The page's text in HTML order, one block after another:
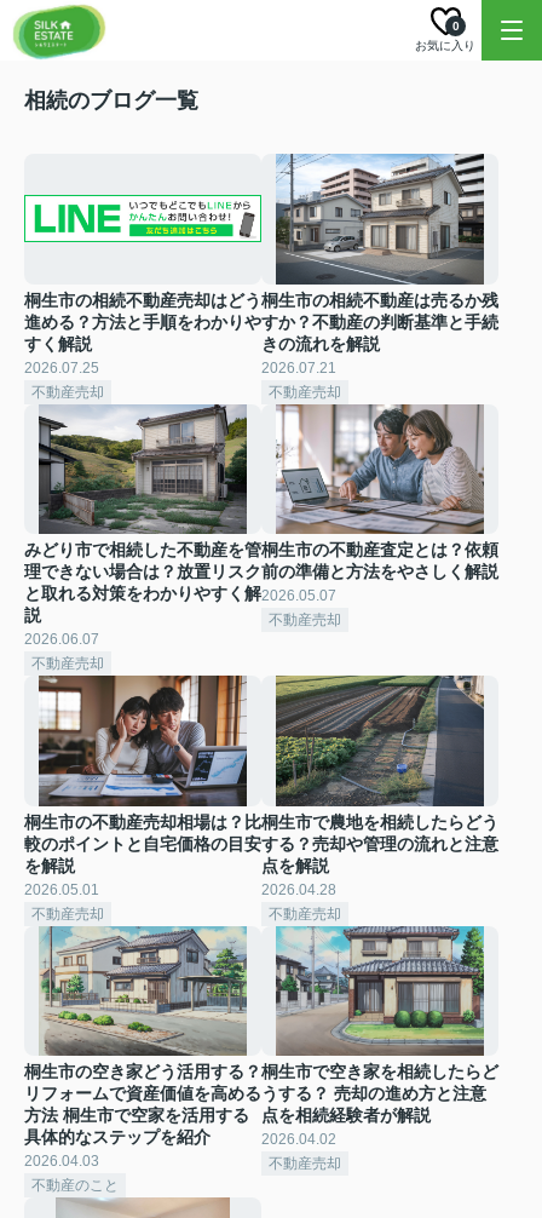
お気に入り
0
相続のブログ一覧
桐生市の相続不動産売却はどう
進める？方法と手順をわかりや
すく解説
2026.07.25
不動産売却
桐生市の相続不動産は売るか残
すか？不動産の判断基準と手続
きの流れを解説
2026.07.21
不動産売却
みどり市で相続した不動産を管
理できない場合は？放置リスク
と取れる対策をわかりやすく解
説
2026.06.07
不動産売却
桐生市の不動産査定とは？依頼
前の準備と方法をやさしく解説
2026.05.07
不動産売却
桐生市の不動産売却相場は？比
較のポイントと自宅価格の目安
を解説
2026.05.01
不動産売却
桐生市で農地を相続したらどう
する？売却や管理の流れと注意
点を解説
2026.04.28
不動産売却
桐生市の空き家どう活用する？
リフォームで資産価値を高める
方法 桐生市で空家を活用する
具体的なステップを紹介
2026.04.03
不動産のこと
桐生市で空き家を相続したらど
うする？ 売却の進め方と注意
点を相続経験者が解説
2026.04.02
不動産売却